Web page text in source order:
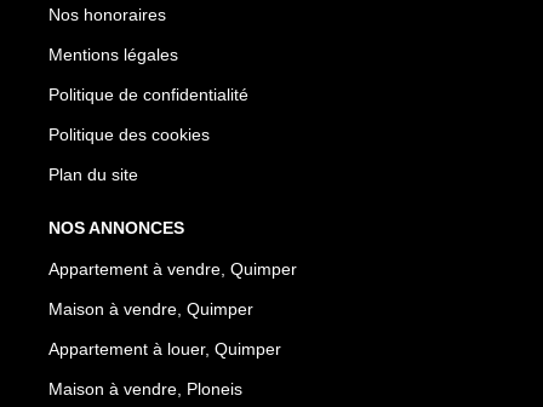
Nos honoraires
Mentions légales
Politique de confidentialité
Politique des cookies
Plan du site
NOS ANNONCES
Appartement à vendre, Quimper
Maison à vendre, Quimper
Appartement à louer, Quimper
Maison à vendre, Ploneis